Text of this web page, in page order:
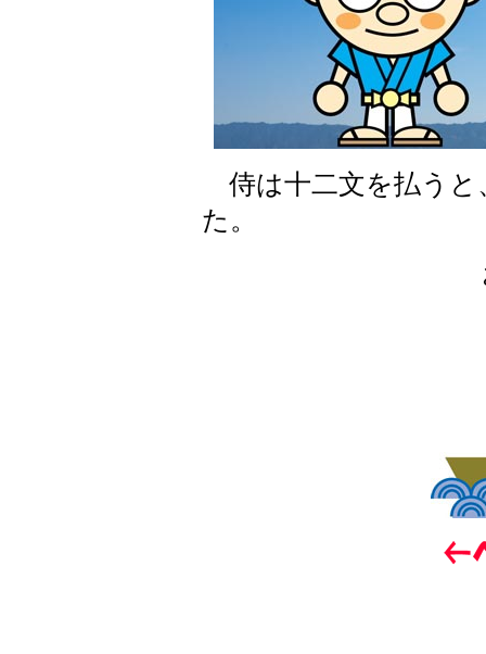
侍は十二文を払うと
た。